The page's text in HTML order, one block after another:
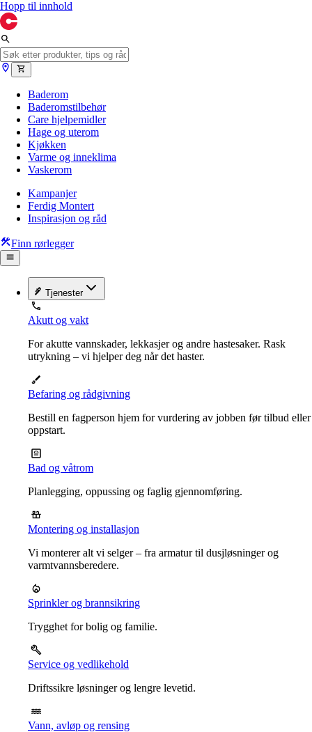
Hopp til innhold
Baderom
Baderomstilbehør
Care hjelpemidler
Hage og uterom
Kjøkken
Varme og inneklima
Vaskerom
Kampanjer
Ferdig Montert
Inspirasjon og råd
Finn rørlegger
Tjenester
Akutt og vakt
For akutte vannskader, lekkasjer og andre hastesaker. Rask
utrykning – vi hjelper deg når det haster.
Befaring og rådgivning
Bestill en fagperson hjem for vurdering av jobben før tilbud eller
oppstart.
Bad og våtrom
Planlegging, oppussing og faglig gjennomføring.
Montering og installasjon
Vi monterer alt vi selger – fra armatur til dusjløsninger og
varmtvannsberedere.
Sprinkler og brannsikring
Trygghet for bolig og familie.
Service og vedlikehold
Driftssikre løsninger og lengre levetid.
Vann, avløp og rensing